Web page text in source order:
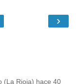
›
(La Rioja) hace 40